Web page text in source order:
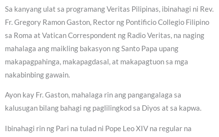
Sa kanyang ulat sa programang Veritas Pilipinas, ibinahagi ni Rev.
Fr. Gregory Ramon Gaston, Rector ng Pontificio Collegio Filipino
sa Roma at Vatican Correspondent ng Radio Veritas, na naging
mahalaga ang maikling bakasyon ng Santo Papa upang
makapagpahinga, makapagdasal, at makapagtuon sa mga
nakabinbing gawain.
Ayon kay Fr. Gaston, mahalaga rin ang pangangalaga sa
kalusugan bilang bahagi ng paglilingkod sa Diyos at sa kapwa.
Ibinahagi rin ng Pari na tulad ni Pope Leo XIV na regular na